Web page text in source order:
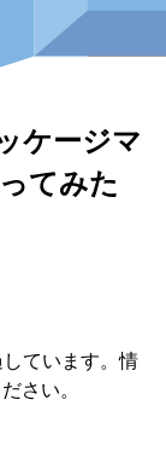
ケージマ
てみた
ています。情
さい。